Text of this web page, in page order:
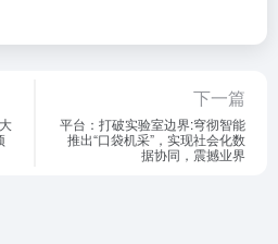
下一篇
平台：打破实验室边界:穹彻智能
推出“口袋机采”，实现社会化数
据协同，震撼业界